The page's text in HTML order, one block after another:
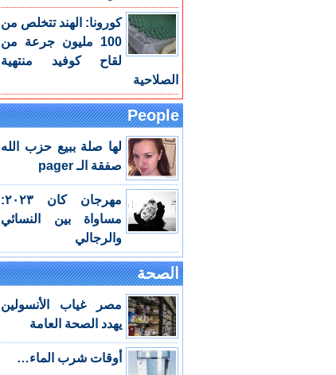
كورونا: الهند تتخلص من
100 مليون جرعة من
لقاح كوفيد منتهية
الصلاحية
People
لها صلة ببيع حزب الله
صفقة الـ pager
مهرجان كان ٢٠٢٣:
مساواة بين النسائي
والرجالي
الصحة
مصر غياب الأنسولين
يهدد الصحة العامة
أوقات شرب الماء…